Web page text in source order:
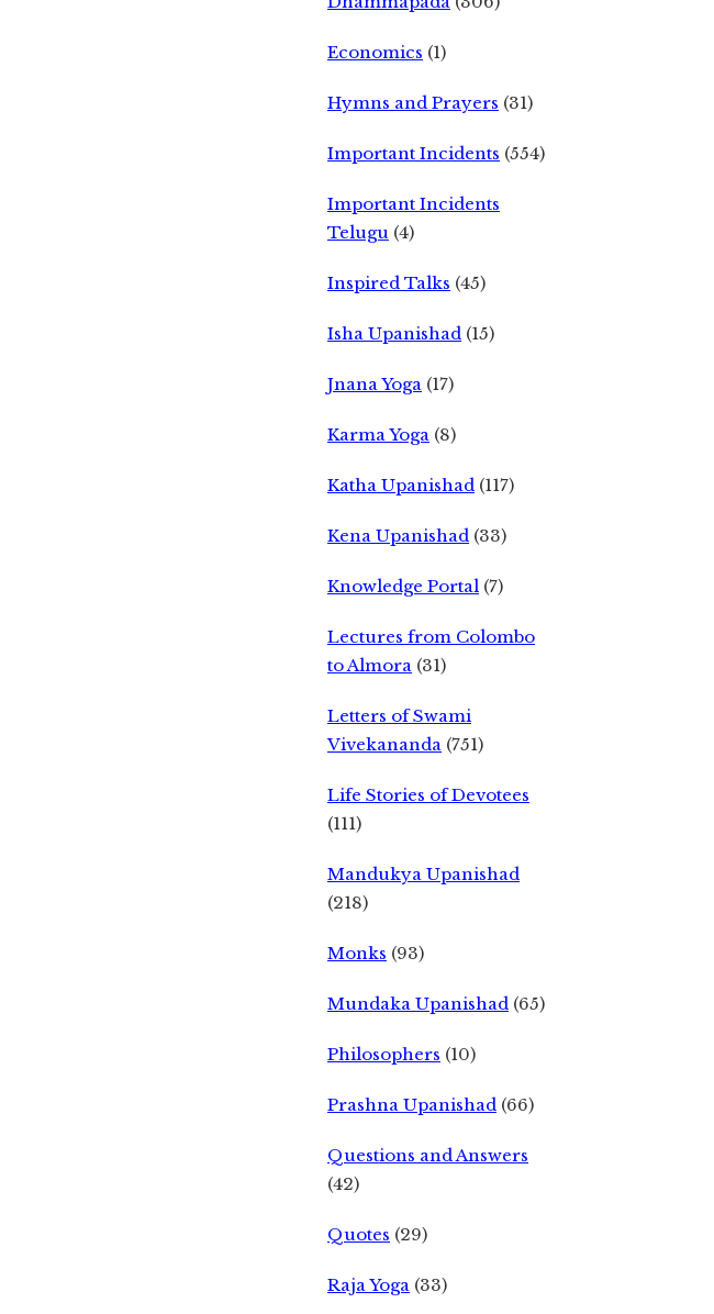
Economics (1)
Hymns and Prayers (31)
Important Incidents (554)
Important Incidents
Telugu (4)
Inspired Talks (45)
Isha Upanishad (15)
Jnana Yoga (17)
Karma Yoga (8)
Katha Upanishad (117)
Kena Upanishad (33)
Knowledge Portal (7)
Lectures from Colombo
to Almora (31)
Letters of Swami
Vivekananda (751)
Life Stories of Devotees
(111)
Mandukya Upanishad
(218)
Monks (93)
Mundaka Upanishad (65)
Philosophers (10)
Prashna Upanishad (66)
Questions and Answers
(42)
Quotes (29)
Raja Yoga (33)